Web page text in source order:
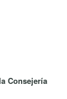
Consejería